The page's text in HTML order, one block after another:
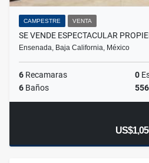
CAMPESTRE VENTA
SE VENDE ESPECTACULAR
Ensenada, Baja California, México
6 Recamaras 0
6 Baños 556